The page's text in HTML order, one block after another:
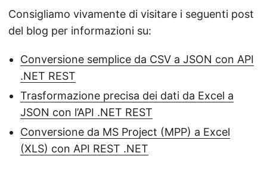
Consigliamo vivamente di visitare i seguenti post
del blog per informazioni su:
Conversione semplice da CSV a JSON con API
.NET REST
Trasformazione precisa dei dati da Excel a
JSON con l’API .NET REST
Conversione da MS Project (MPP) a Excel
(XLS) con API REST .NET